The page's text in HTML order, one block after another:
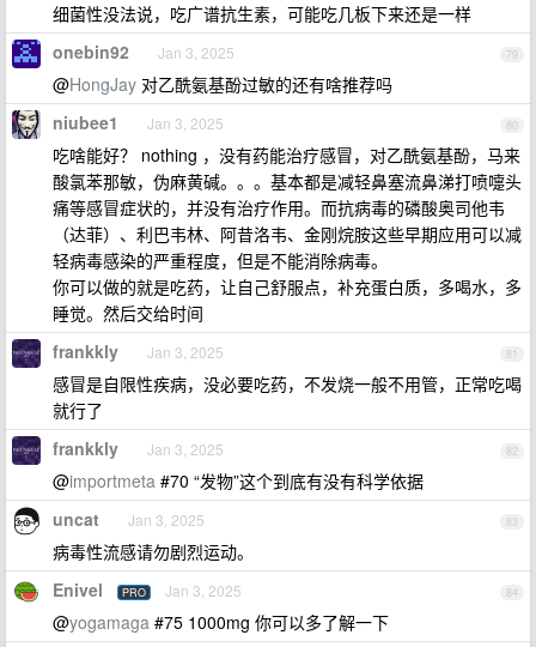
细菌性没法说，吃广谱抗生素，可能吃几板下来还是一样
79
onebin92 Jan 3, 2025
@HongJay 对乙酰氨基酚过敏的还有啥推荐吗
80
niubee1 Jan 3, 2025
吃啥能好？ nothing ，没有药能治疗感冒，对乙酰氨基酚，马来
酸氯苯那敏，伪麻黄碱。。。基本都是减轻鼻塞流鼻涕打喷嚏头
痛等感冒症状的，并没有治疗作用。而抗病毒的磷酸奥司他韦
（达菲）、利巴韦林、阿昔洛韦、金刚烷胺这些早期应用可以减
轻病毒感染的严重程度，但是不能消除病毒。
你可以做的就是吃药，让自己舒服点，补充蛋白质，多喝水，多
睡觉。然后交给时间
81
frankkly Jan 3, 2025
感冒是自限性疾病，没必要吃药，不发烧一般不用管，正常吃喝
就行了
82
frankkly Jan 3, 2025
@importmeta #70 “发物”这个到底有没有科学依据
83
uncat Jan 3, 2025
病毒性流感请勿剧烈运动。
84
Enivel PRO Jan 3, 2025
@yogamaga #75 1000mg 你可以多了解一下